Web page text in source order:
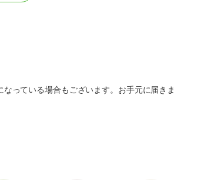
っている場合もございます。お手元に届きま